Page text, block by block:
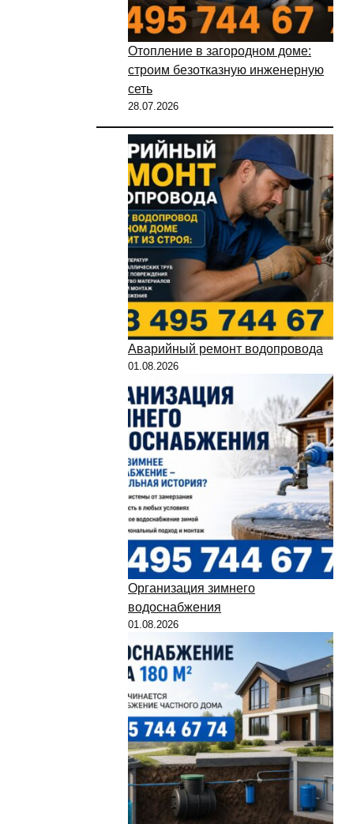
Отопление в загородном доме:
строим безотказную инженерную
сеть
28.07.2026
Аварийный ремонт водопровода
01.08.2026
Организация зимнего
водоснабжения
01.08.2026